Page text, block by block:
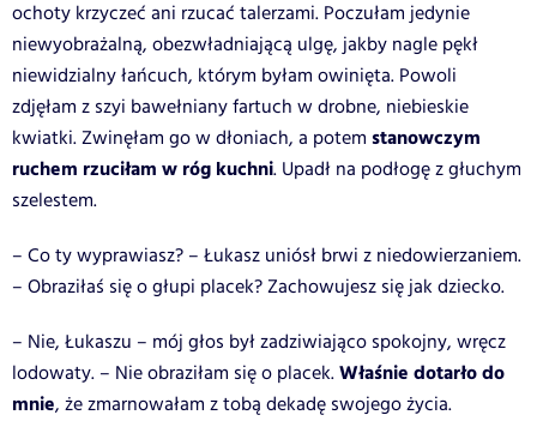
ochoty krzyczeć ani rzucać talerzami. Poczułam jedynie
niewyobrażalną, obezwładniającą ulgę, jakby nagle pękł
niewidzialny łańcuch, którym byłam owinięta. Powoli
zdjęłam z szyi bawełniany fartuch w drobne, niebieskie
kwiatki. Zwinęłam go w dłoniach, a potem stanowczym
ruchem rzuciłam w róg kuchni. Upadł na podłogę z głuchym
szelestem.
– Co ty wyprawiasz? – Łukasz uniósł brwi z niedowierzaniem.
– Obraziłaś się o głupi placek? Zachowujesz się jak dziecko.
– Nie, Łukaszu – mój głos był zadziwiająco spokojny, wręcz
lodowaty. – Nie obraziłam się o placek.Właśnie dotarło do
mnie, że zmarnowałam z tobą dekadę swojego życia.